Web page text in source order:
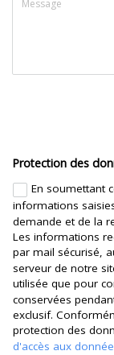
Protection des
En soumettant
informations
demande et de la
Les informations
par mail sécurisé,
serveur de notre
utilisée que pour
conservées
exclusif.
protection des
d'accès aux